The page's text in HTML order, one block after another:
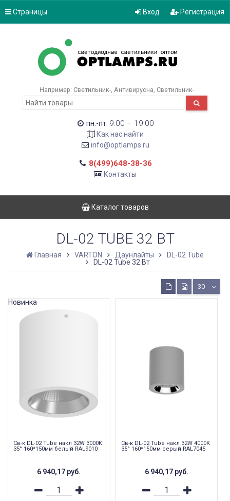
Страницы Вход Регистрация
Например: Светильник- Антивирусна Светильник-
пн.-пт. 9:00 – 19:00
Как нас найти
info@optlamps.ru
8(499)648-38-36
Контакты
Каталог товаров
DL-02 TUBE 32 ВТ
Главная VARTON Даунлайты
DL-02 Tube
DL-02 Tube 32 Вт
30
Св-к DL-02 Tube накл 32W 3000K
35° 160*150мм белый RAL9010
6 940,17 руб.
Новинка
Св-к DL-02 Tube накл 32W 4000K
35° 160*150мм серый RAL7045
6 940,17 руб.